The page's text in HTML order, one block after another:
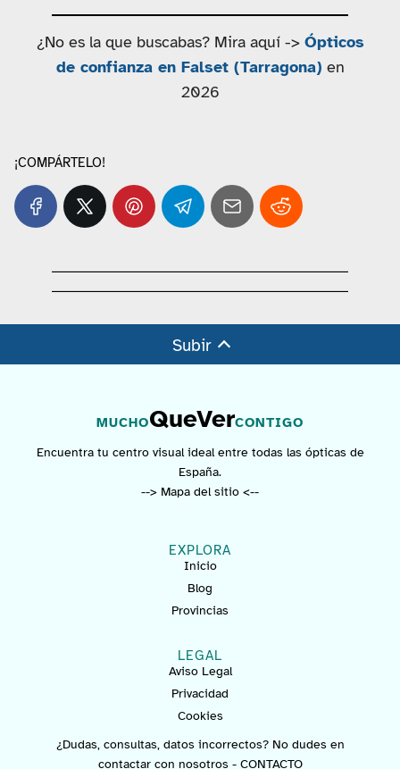
¿No es la que buscabas? Mira aquí -> Ópticos
de confianza en Falset (Tarragona) en
2026
¡COMPÁRTELO!
Subir
MUCHOQueVerCONTIGO
Encuentra tu centro visual ideal entre todas las ópticas de
España.
--> Mapa del sitio <--
EXPLORA
Inicio
Blog
Provincias
LEGAL
Aviso Legal
Privacidad
Cookies
¿Dudas, consultas, datos incorrectos? No dudes en
contactar con nosotros - CONTACTO